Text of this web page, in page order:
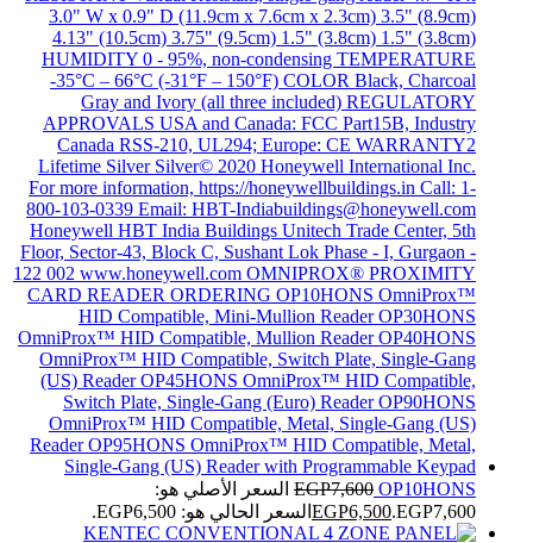
OP10HONS
EGP7,600
السعر الأصلي هو:
EGP7,600.
EGP6,500 السعر الحالي هو: EGP6,500.